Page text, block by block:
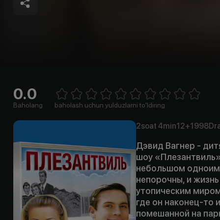
0.0
Baholang 1 Star2 Stars3 Stars4 Stars5 Stars6 Stars7 Stars8 Stars
baholash uchun yulduzlarni to'ldiring
2soat 4min12+1998
Дэвид Вагнер -
шоу
небольшом
непорочны, и
утопическим
где он наконец-то
помешанной на